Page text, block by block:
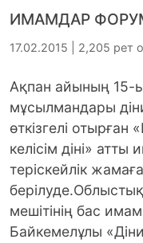
ИМАМДАР
17.02.2015 | 2,205 рет
Ақпан айының 15-ы
мұсылмандары
өткізгелі отырған
келісім діні»
теріскейлік
берілуде.
мешітінің бас
Байкемелұлы